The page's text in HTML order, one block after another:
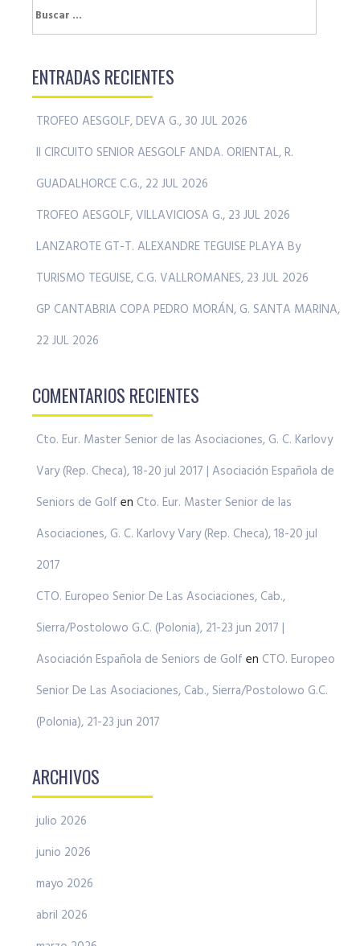
Buscar:
ENTRADAS RECIENTES
TROFEO AESGOLF, DEVA G., 30 JUL 2026
II CIRCUITO SENIOR AESGOLF ANDA. ORIENTAL, R.
GUADALHORCE C.G., 22 JUL 2026
TROFEO AESGOLF, VILLAVICIOSA G., 23 JUL 2026
LANZAROTE GT-T. ALEXANDRE TEGUISE PLAYA By
TURISMO TEGUISE, C.G. VALLROMANES, 23 JUL 2026
GP CANTABRIA COPA PEDRO MORÁN, G. SANTA MARINA,
22 JUL 2026
COMENTARIOS RECIENTES
Cto. Eur. Master Senior de las Asociaciones, G. C. Karlovy
Vary (Rep. Checa), 18-20 jul 2017 | Asociación Española de
Seniors de Golf en Cto. Eur. Master Senior de las
Asociaciones, G. C. Karlovy Vary (Rep. Checa), 18-20 jul
2017
CTO. Europeo Senior De Las Asociaciones, Cab.,
Sierra/Postolowo G.C. (Polonia), 21-23 jun 2017 |
Asociación Española de Seniors de Golf en CTO. Europeo
Senior De Las Asociaciones, Cab., Sierra/Postolowo G.C.
(Polonia), 21-23 jun 2017
ARCHIVOS
julio 2026
junio 2026
mayo 2026
abril 2026